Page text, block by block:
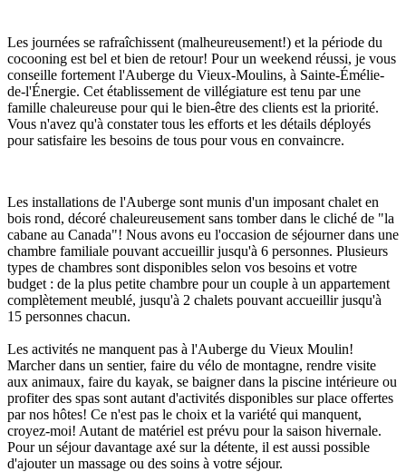
Les journées se rafraîchissent (malheureusement!) et la période du
cocooning est bel et bien de retour! Pour un weekend réussi, je vous
conseille fortement l'Auberge du Vieux-Moulins, à Sainte-Émélie-
de-l'Énergie. Cet établissement de villégiature est tenu par une
famille chaleureuse pour qui le bien-être des clients est la priorité.
Vous n'avez qu'à constater tous les efforts et les détails déployés
pour satisfaire les besoins de tous pour vous en convaincre.
Les installations de l'Auberge sont munis d'un imposant chalet en
bois rond, décoré chaleureusement sans tomber dans le cliché de "la
cabane au Canada"! Nous avons eu l'occasion de séjourner dans une
chambre familiale pouvant accueillir jusqu'à 6 personnes. Plusieurs
types de chambres sont disponibles selon vos besoins et votre
budget : de la plus petite chambre pour un couple à un appartement
complètement meublé, jusqu'à 2 chalets pouvant accueillir jusqu'à
15 personnes chacun.
Les activités ne manquent pas à l'Auberge du Vieux Moulin!
Marcher dans un sentier, faire du vélo de montagne, rendre visite
aux animaux, faire du kayak, se baigner dans la piscine intérieure ou
profiter des spas sont autant d'activités disponibles sur place offertes
par nos hôtes! Ce n'est pas le choix et la variété qui manquent,
croyez-moi! Autant de matériel est prévu pour la saison hivernale.
Pour un séjour davantage axé sur la détente, il est aussi possible
d'ajouter un massage ou des soins à votre séjour.